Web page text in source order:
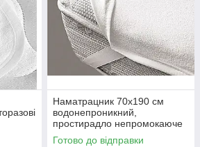
Наматрацник 70х190 см
водонепроникний,
простирадло непромокаюче
махрове на 4 гумках по кутах
Готово до відправки